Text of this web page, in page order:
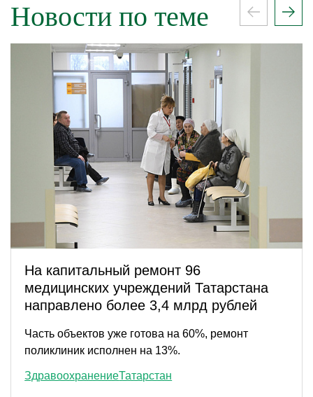
Новости по теме
На капитальный ремонт 96
медицинских учреждений Татарстана
направлено более 3,4 млрд рублей
Часть объектов уже готова на 60%, ремонт
поликлиник исполнен на 13%.
ЗдравоохранениеТатарстан